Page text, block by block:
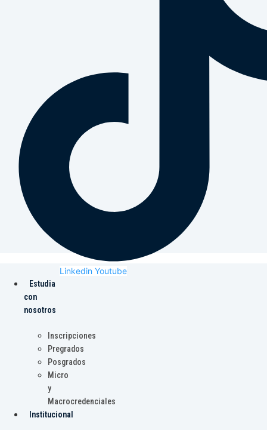
Linkedin Youtube
Estudia
con
nosotros
Inscripciones
Pregrados
Posgrados
Micro
y
Macrocredenciales
Institucional